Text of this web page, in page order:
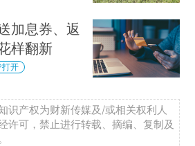
加息券、返
样翻新
打开
识产权为财新传媒及/或相关权利人
许可，禁止进行转载、摘编、复制及